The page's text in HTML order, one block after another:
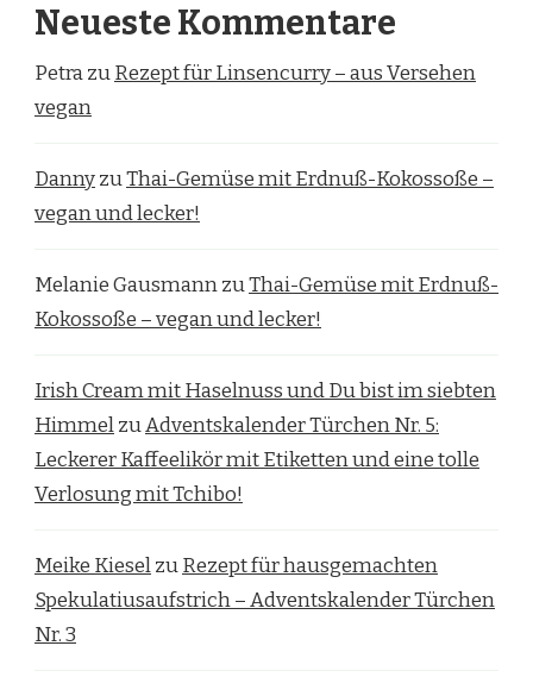
Neueste Kommentare
PetrazuRezept für Linsencurry – aus Versehen
vegan
DannyzuThai-Gemüse mit Erdnuß-Kokossoße –
vegan und lecker!
Melanie GausmannzuThai-Gemüse mit Erdnuß-
Kokossoße – vegan und lecker!
Irish Cream mit Haselnuss und Du bist im siebten
HimmelzuAdventskalender Türchen Nr. 5:
Leckerer Kaffeelikör mit Etiketten und eine tolle
Verlosung mit Tchibo!
Meike KieselzuRezept für hausgemachten
Spekulatiusaufstrich – Adventskalender Türchen
Nr. 3